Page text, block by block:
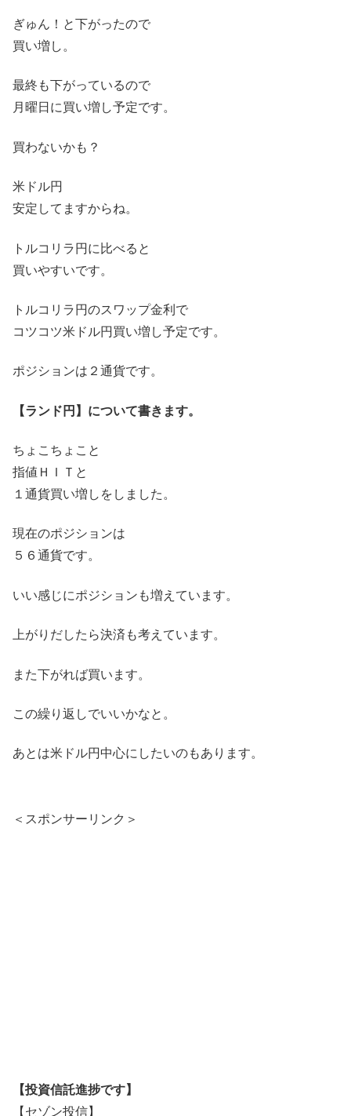
ぎゅん！と下がったので
買い増し。
最終も下がっているので
月曜日に買い増し予定です。
買わないかも？
米ドル円
安定してますからね。
トルコリラ円に比べると
買いやすいです。
トルコリラ円のスワップ金利で
コツコツ米ドル円買い増し予定です。
ポジションは２通貨です。
【ランド円】について書きます。
ちょこちょこと
指値ＨＩＴと
１通貨買い増しをしました。
現在のポジションは
５６通貨です。
いい感じにポジションも増えています。
上がりだしたら決済も考えています。
また下がれば買います。
この繰り返しでいいかなと。
あとは米ドル円中心にしたいのもあります。
＜スポンサーリンク＞
【投資信託進捗です】
【セゾン投信】